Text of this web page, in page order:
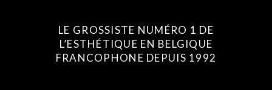
LE GROSSISTE NUMÉRO 1 DE
L’ESTHÉTIQUE EN BELGIQUE
FRANCOPHONE DEPUIS 1992